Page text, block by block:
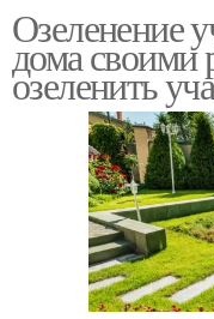
Озеленение
дома своими
озеленить